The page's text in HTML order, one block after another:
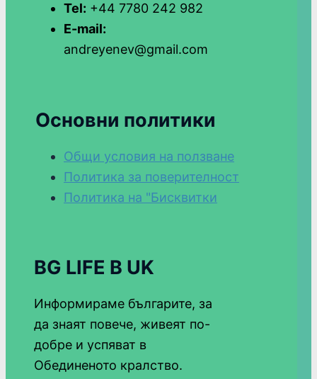
Tel: +44 7780 242 982
E-mail:
andreyenev@gmail.com
Основни политики
Общи условия на ползване
Политика за поверителност
Политика на "Бисквитки
BG LIFE В UK
Информираме българите, за
да знаят повече, живеят по-
добре и успяват в
Обединеното кралство.